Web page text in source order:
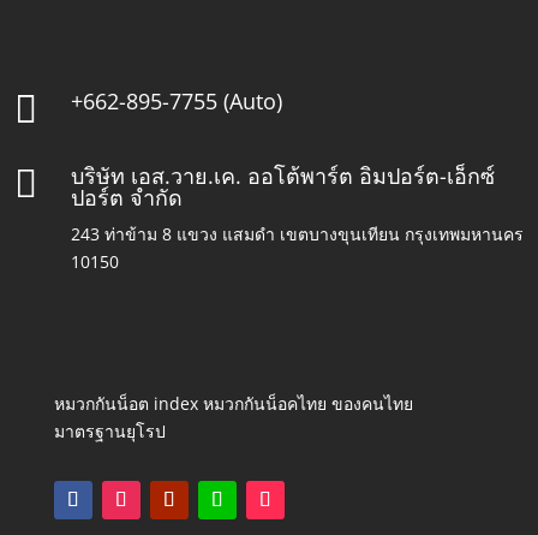
 +662-895-7755 (Auto)
 บริษัท เอส.วาย.เค. ออโต้พาร์ต อิมปอร์ต-เอ็กซ์
ปอร์ต จำกัด
243 ท่าข้าม 8 แขวง แสมดำ เขตบางขุนเทียน กรุงเทพมหานคร
10150
หมวกกันน็อต index หมวกกันน็อคไทย ของคนไทย
มาตรฐานยุโรป